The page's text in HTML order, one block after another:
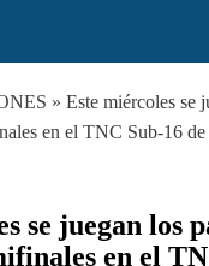
» Este miércoles se
en el TNC Sub-16
se juegan los
en el